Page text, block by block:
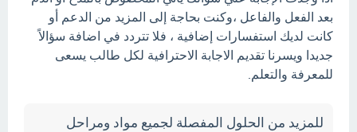
بعد الفعل والفاعل ،وكنت بحاجة إلى المزيد من الدعم أو
كانت لديك استفسارات إضافية ، فلا تتردد في اضافة سؤالاً
جديدا ويسرنا تقديم الاجابة الاحترافية لكل طالب يسعى
للمعرفة والتعلم.
للمزيد من الحلول المفصلة لجميع مواد ومراحل